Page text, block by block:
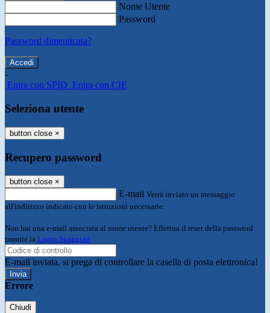
Nome Utente
Password
Password dimenticata?
-
Entra con SPID Entra con CIE
Seleziona utente
button close ×
Recupero password
button close ×
E-mail Verrà inviato un messaggio
all'indirizzo indicato con le istruzioni necessarie.
Non hai una e-mail associata al nome utente? Effettua il reset della password
tramite la Login Spaggiari
E-mail inviata, si prega di controllare la casella di posta elettronica!
Errore
Chiudi